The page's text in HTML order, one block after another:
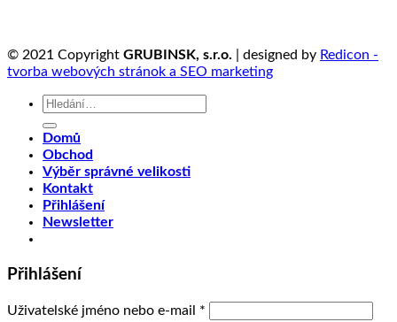
© 2021 Copyright GRUBINSK, s.r.o. | designed by Redicon -
tvorba webových stránok a SEO marketing
Hledat:
Domů
Obchod
Výběr správné velikosti
Kontakt
Přihlášení
Newsletter
Přihlášení
Uživatelské jméno nebo e-mail *